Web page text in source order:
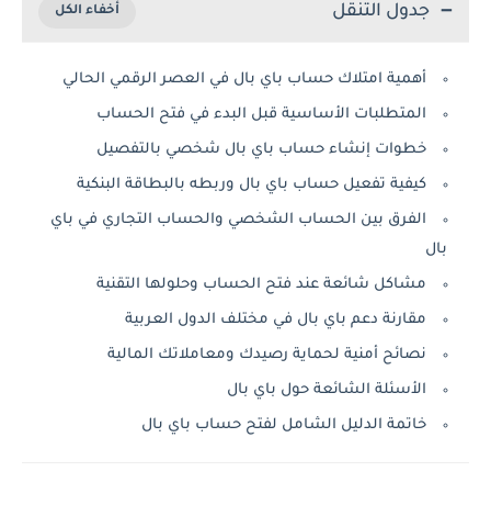
جدول التنقل
أهمية امتلاك حساب باي بال في العصر الرقمي الحالي
المتطلبات الأساسية قبل البدء في فتح الحساب
خطوات إنشاء حساب باي بال شخصي بالتفصيل
كيفية تفعيل حساب باي بال وربطه بالبطاقة البنكية
الفرق بين الحساب الشخصي والحساب التجاري في باي
بال
مشاكل شائعة عند فتح الحساب وحلولها التقنية
مقارنة دعم باي بال في مختلف الدول العربية
نصائح أمنية لحماية رصيدك ومعاملاتك المالية
الأسئلة الشائعة حول باي بال
خاتمة الدليل الشامل لفتح حساب باي بال